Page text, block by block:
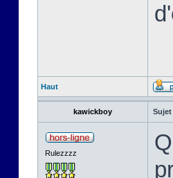
Haut
kawickboy Sujet
Rulezzzz